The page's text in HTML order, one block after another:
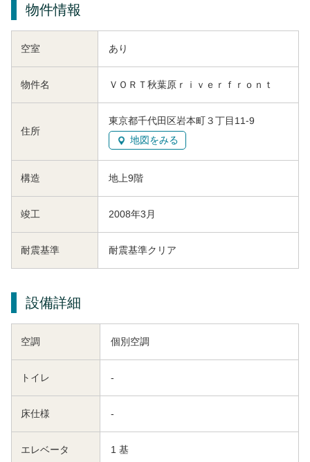
物件情報
空室 あり
物件名 ＶＯＲＴ秋葉原ｒｉｖｅｒｆｒｏｎｔ
住所
東京都千代田区岩本町３丁目11-9
地図をみる
構造 地上9階
竣工 2008年3月
耐震基準 耐震基準クリア
設備詳細
空調 個別空調
トイレ -
床仕様 -
エレベータ 1 基